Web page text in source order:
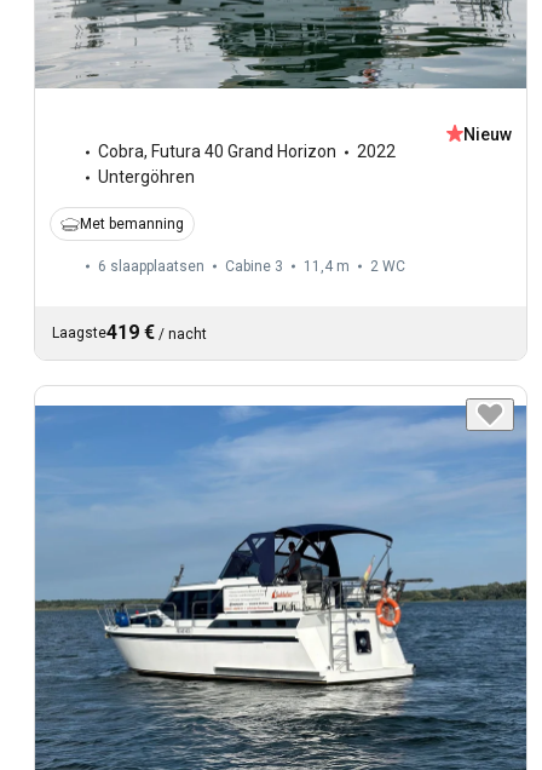
Cobra, Futura 40 Grand Horizon
2022
Untergöhren
Nieuw
Met bemanning
6 slaapplaatsen Cabine 3 11,4 m 2 WC
Laagste419 € / nacht